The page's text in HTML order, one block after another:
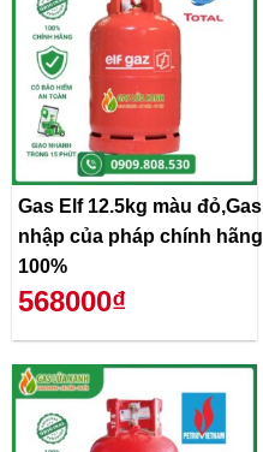
Gas Elf 12.5kg màu đỏ,Gas
nhập của pháp chính hãng
100%
568000₫